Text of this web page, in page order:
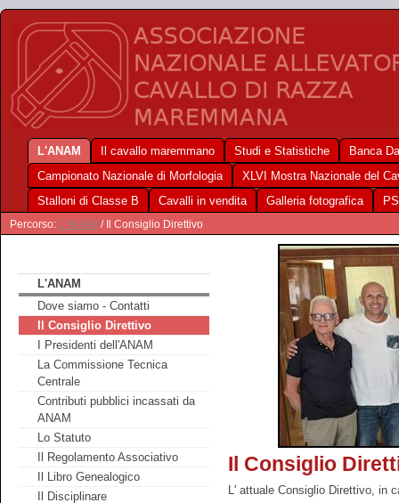
L'ANAM Il cavallo maremmano Studi e Statistiche
Banca
Campionato Nazionale di Morfologia
XLVI Mostra Nazionale del
Stalloni di Classe B
Cavalli in vendita Galleria fotografica
Percorso: L'ANAM / Il Consiglio Direttivo
L'ANAM
Dove siamo - Contatti
Il Consiglio Direttivo
I Presidenti dell'ANAM
La Commissione Tecnica
Centrale
Contributi pubblici incassati da
ANAM
Lo Statuto
Il Regolamento Associativo
Il Libro Genealogico
Il Disciplinare
Il Consiglio
L' attuale Consiglio Direttivo, in